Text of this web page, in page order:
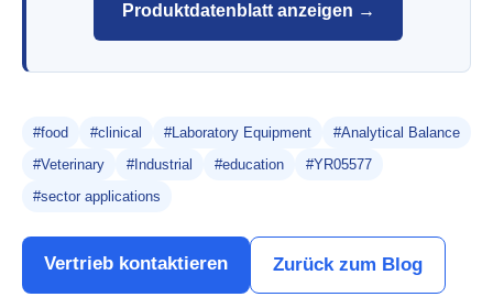
Produktdatenblatt anzeigen →
#food #clinical #Laboratory Equipment
#Analytical Balance
#Veterinary
#Industrial #education
#YR05577
#sector applications
Vertrieb kontaktieren Zurück zum Blog